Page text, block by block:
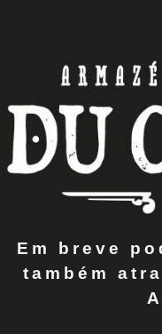
Em breve
também